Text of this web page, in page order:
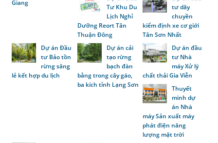
Giang
Tư Khu Du
Lịch Nghỉ
Dưỡng Reort Tân
Thuận Đông
tư dây
chuyền
kiểm định xe cơ giới
Tân Sơn Nhất
Dự án Đầu
tư Bảo tồn
rừng săng
lẻ kết hợp du lịch
Dự án cải
tạo rừng
bạch đàn
bằng trong cây gáo,
ba kích tỉnh Lạng Sơn
Dự án đầu
tư Nhà
máy Xử lý
chất thải Gia Viễn
Thuyết
minh dự
án Nhà
máy Sản xuất máy
phát điện năng
lượng mặt trời